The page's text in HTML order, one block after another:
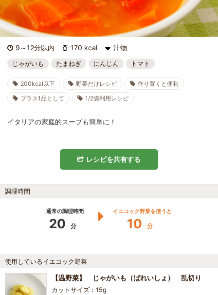
9～12分以内 170 kcal 汁物
じゃがいも たまねぎ にんじん トマト
200kcal以下 野菜だけレシピ
作り置くと便利
プラス1品として
1/2袋利用レシピ
イタリアの家庭的スープも簡単に！
レシピを共有する
調理時間
通常の調理時間
20 分
イエコック野菜を使うと
10 分
使用しているイエコック野菜
【温野菜】 じゃがいも（ばれいしょ） 乱切り
カットサイズ：15g